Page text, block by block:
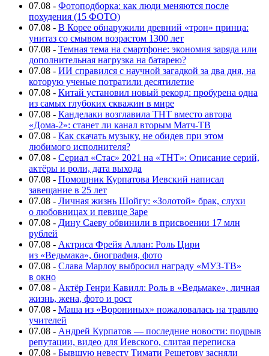
07.08 - Фотоподборка: как люди меняются после
похудения (15 ФОТО)
07.08 - В Корее обнаружили древний «трон» принца:
унитаз со смывом возрастом 1300 лет
07.08 - Темная тема на смартфоне: экономия заряда или
дополнительная нагрузка на батарею?
07.08 - ИИ справился с научной загадкой за два дня, на
которую ученые потратили десятилетие
07.08 - Китай установил новый рекорд: пробурена одна
из самых глубоких скважин в мире
07.08 - Канделаки возглавила ТНТ вместо автора
«Дома-2»: станет ли канал вторым Матч-ТВ
07.08 - Как скачать музыку, не обидев при этом
любимого исполнителя?
07.08 - Сериал «Стас» 2021 на «ТНТ»: Описание серий,
актёры и роли, дата выхода
07.08 - Помощник Курпатова Иевский написал
завещание в 25 лет
07.08 - Личная жизнь Шойгу: «Золотой» брак, слухи
о любовницах и певице Заре
07.08 - Дину Саеву обвинили в присвоении 17 млн
рублей
07.08 - Актриса Фрейя Аллан: Роль Цири
из «Ведьмака», биография, фото
07.08 - Слава Марлоу выбросил награду «МУЗ-ТВ»
в окно
07.08 - Актёр Генри Кавилл: Роль в «Ведьмаке», личная
жизнь, жена, фото и рост
07.08 - Маша из «Ворониных» пожаловалась на травлю
учителей
07.08 - Андрей Курпатов — последние новости: подрыв
репутации, видео для Иевского, слитая переписка
07.08 - Бывшую невесту Тимати Решетову засняли